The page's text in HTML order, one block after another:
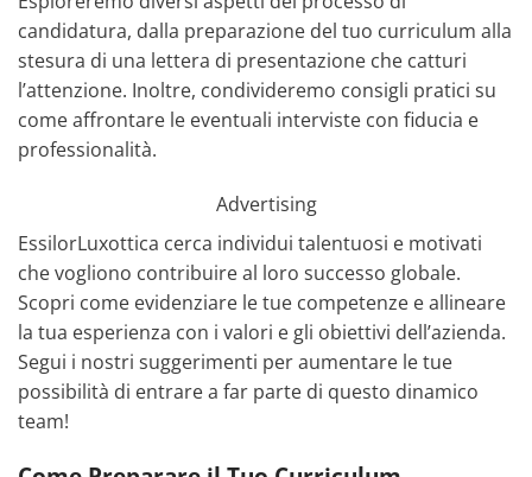
candidatura, dalla preparazione del tuo curriculum alla
stesura di una lettera di presentazione che catturi
l’attenzione. Inoltre, condivideremo consigli pratici su
come affrontare le eventuali interviste con fiducia e
professionalità.
Advertising
EssilorLuxottica cerca individui talentuosi e motivati
che vogliono contribuire al loro successo globale.
Scopri come evidenziare le tue competenze e allineare
la tua esperienza con i valori e gli obiettivi dell’azienda.
Segui i nostri suggerimenti per aumentare le tue
possibilità di entrare a far parte di questo dinamico
team!